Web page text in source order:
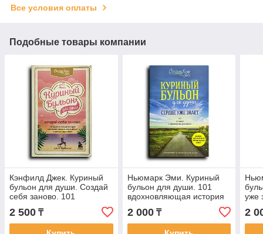
Все условия оплаты
Подобные товары компании
Кэнфилд Джек. Куриный
бульон для души. Создай
себя заново. 101
вдохновляющая история
о фитнесе, правильном
2 500 ₸
Ньюмарк Эми. Куриный
бульон для души. 101
вдохновляющая история
о сильных людях и
удивительных судьбах
2 000₸
уже
2